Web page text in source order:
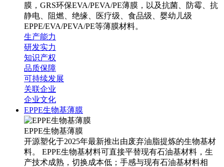
膜，GRS环保EVA/PEVA/PE薄膜，以及抗菌、防霉、抗
静电、阻燃、绝缘、医疗级、食品级、婴幼儿级
EPPE/EVA/PEVA/PE等薄膜材料。
生产能力
研发实力
知识产权
品质保障
可持续发展
关联企业
企业文化
EPPE生物基薄膜
EPPE生物基薄膜
开源塑化于2025年最新推出由废弃油脂提炼的生物基材
料。 EPPE生物基材料可直接平替现有石油基材料，生
产技术成熟，切换成本低；手感与现有石油基材料相